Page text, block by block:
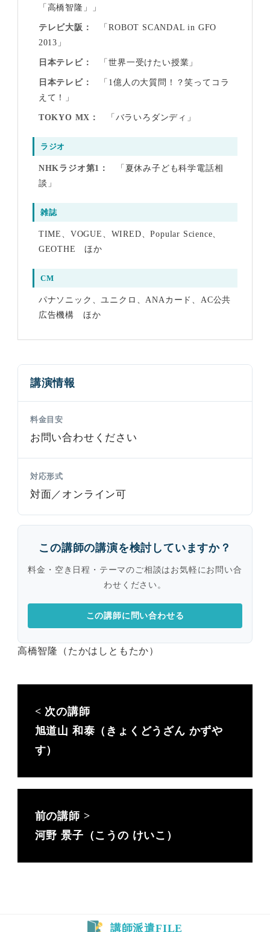
「高橋智隆」」
テレビ大阪
「ROBOT SCANDAL in GFO
2013」
日本テレビ 「世界一受けたい授業」
日本テレビ
「1億人の大質問！？笑ってコラ
えて！」
TOKYO MX 「バラいろダンディ」
ラジオ
NHKラジオ第1
「夏休み子ども科学電話相
談」
雑誌
TIME、VOGUE、WIRED、Popular Science、
GEOTHE ほか
CM
パナソニック、ユニクロ、ANAカード、AC公共
広告機構 ほか
講演情報
料金目安
お問い合わせください
対応形式
対面／オンライン可
この講師の講演を検討していますか？
料金・空き日程・テーマのご相談はお気軽にお問い合
わせください。
この講師に問い合わせる
高橋智隆（たかはしともたか）
旭道山 和泰（きょくどうざん かずや
す）
河野 景子（こうの けいこ）